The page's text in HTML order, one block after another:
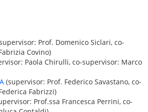
Prof. Domenico Siclari, co-
Covino)
Paola Chirulli, co-supervisor: Marco
(supervisor: Prof. Federico Savastano, co-
Fabrizzi)
Prof.ssa Francesca Perrini, co-